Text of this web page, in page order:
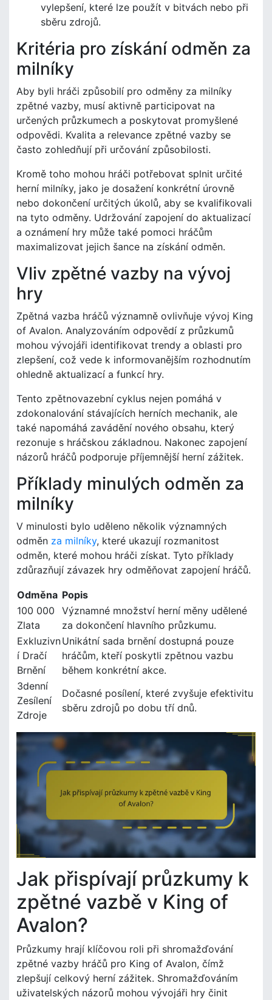
vylepšení, které lze použít v bitvách nebo při
sběru zdrojů.
Kritéria pro získání odměn za
milníky
Aby byli hráči způsobilí pro odměny za milníky
zpětné vazby, musí aktivně participovat na
určených průzkumech a poskytovat promyšlené
odpovědi. Kvalita a relevance zpětné vazby se
často zohledňují při určování způsobilosti.
Kromě toho mohou hráči potřebovat splnit určité
herní milníky, jako je dosažení konkrétní úrovně
nebo dokončení určitých úkolů, aby se kvalifikovali
na tyto odměny. Udržování zapojení do aktualizací
a oznámení hry může také pomoci hráčům
maximalizovat jejich šance na získání odměn.
Vliv zpětné vazby na vývoj
hry
Zpětná vazba hráčů významně ovlivňuje vývoj King
of Avalon. Analyzováním odpovědí z průzkumů
mohou vývojáři identifikovat trendy a oblasti pro
zlepšení, což vede k informovanějším rozhodnutím
ohledně aktualizací a funkcí hry.
Tento zpětnovazební cyklus nejen pomáhá v
zdokonalování stávajících herních mechanik, ale
také napomáhá zavádění nového obsahu, který
rezonuje s hráčskou základnou. Nakonec zapojení
názorů hráčů podporuje příjemnější herní zážitek.
Příklady minulých odměn za
milníky
V minulosti bylo uděleno několik významných
odměn za milníky, které ukazují rozmanitost
odměn, které mohou hráči získat. Tyto příklady
zdůrazňují závazek hry odměňovat zapojení hráčů.
Odměna Popis
100 000
Zlata
Významné množství herní měny udělené
za dokončení hlavního průzkumu.
Exkluzivn
í Dračí
Brnění
Unikátní sada brnění dostupná pouze
hráčům, kteří poskytli zpětnou vazbu
během konkrétní akce.
3denní
Zesílení
Zdroje
Dočasné posílení, které zvyšuje efektivitu
sběru zdrojů po dobu tří dnů.
Jak přispívají průzkumy k
zpětné vazbě v King of
Avalon?
Průzkumy hrají klíčovou roli při shromažďování
zpětné vazby hráčů pro King of Avalon, čímž
zlepšují celkový herní zážitek. Shromažďováním
uživatelských názorů mohou vývojáři hry činit